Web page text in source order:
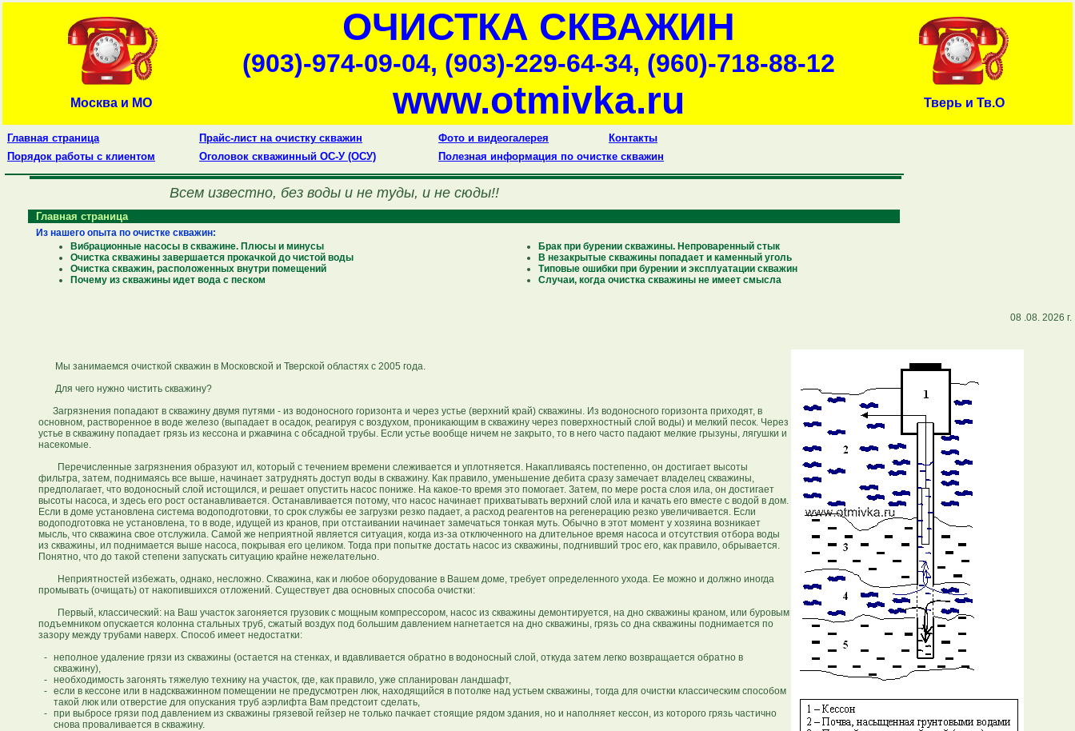
Москва и МО
ОЧИСТКА СКВАЖИН
(903)-974-09-04, (903)-229-64-34, (960)-718-88-12
www.otmivka.ru Тверь и Тв.О
Главная страница Прайс-лист на очистку скважин Фото и видеогалерея
Контакты
Порядок работы с клиентом
Оголовок скважинный ОС-У (ОСУ) Полезная информация по очистке скважин
Всем известно, без воды и не туды, и не сюды!!
Главная страница
Из нашего опыта по очистке скважин:
Вибрационные насосы в скважине. Плюсы и минусы
Очистка скважины завершается прокачкой до чистой воды
Очистка скважин, расположенных внутри помещений
Почему из скважины идет вода с песком
Брак при бурении скважины. Непроваренный стык
В незакрытые скважины попадает и каменный уголь
Типовые ошибки при бурении и эксплуатации скважин
Случаи, когда очистка скважины не имеет смысла
08 .08. 2026 г.
Мы занимаемся очисткой скважин в Московской и Тверской областях с 2005 года.
Для чего нужно чистить скважину?
Загрязнения попадают в скважину двумя путями - из водоносного горизонта и через устье (верхний край) скважины. Из водоносного горизонта приходят, в
основном, растворенное в воде железо (выпадает в осадок, реагируя с воздухом, проникающим в скважину через поверхностный слой воды) и мелкий песок. Через
устье в скважину попадает грязь из кессона и ржавчина с обсадной трубы. Если устье вообще ничем не закрыто, то в него часто падают мелкие грызуны, лягушки и
насекомые.
Перечисленные загрязнения образуют ил, который с течением времени слеживается и уплотняется. Накапливаясь постепенно, он достигает высоты
фильтра, затем, поднимаясь все выше, начинает затруднять доступ воды в скважину. Как правило, уменьшение дебита сразу замечает владелец скважины,
предполагает, что водоносный слой истощился, и решает опустить насос пониже. На какое-то время это помогает. Затем, по мере роста слоя ила, он достигает
высоты насоса, и здесь его рост останавливается. Останавливается потому, что насос начинает прихватывать верхний слой ила и качать его вместе с водой в дом.
Если в доме установлена система водоподготовки, то срок службы ее загрузки резко падает, а расход реагентов на регенерацию резко увеличивается. Если
водоподготовка не установлена, то в воде, идущей из кранов, при отстаивании начинает замечаться тонкая муть. Обычно в этот момент у хозяина возникает
мысль, что скважина свое отслужила. Самой же неприятной является ситуация, когда из-за отключенного на длительное время насоса и отсутствия отбора воды
из скважины, ил поднимается выше насоса, покрывая его целиком. Тогда при попытке достать насос из скважины, подгнивший трос его, как правило, обрывается.
Понятно, что до такой степени запускать ситуацию крайне нежелательно.
Неприятностей избежать, однако, несложно. Скважина, как и любое оборудование в Вашем доме, требует определенного ухода. Ее можно и должно иногда
промывать (очищать) от накопившихся отложений. Существует два основных способа очистки:
Первый, классический: на Ваш участок загоняется грузовик с мощным компрессором, насос из скважины демонтируется, на дно скважины краном, или буровым
подъемником опускается колонна стальных труб, сжатый воздух под большим давлением нагнетается на дно скважины, грязь со дна скважины поднимается по
зазору между трубами наверх. Способ имеет недостатки:
- неполное удаление грязи из скважины (остается на стенках, и вдавливается обратно в водоносный слой, откуда затем легко возвращается обратно в
скважину),
- необходимость загонять тяжелую технику на участок, где, как правило, уже спланирован ландшафт,
- если в кессоне или в надскважинном помещении не предусмотрен люк, находящийся в потолке над устьем скважины, тогда для очистки классическим способом
такой люк или отверстие для опускания труб аэрлифта Вам предстоит сделать,
- при выбросе грязи под давлением из скважины грязевой гейзер не только пачкает стоящие рядом здания, но и наполняет кессон, из которого грязь частично
снова проваливается в скважину.